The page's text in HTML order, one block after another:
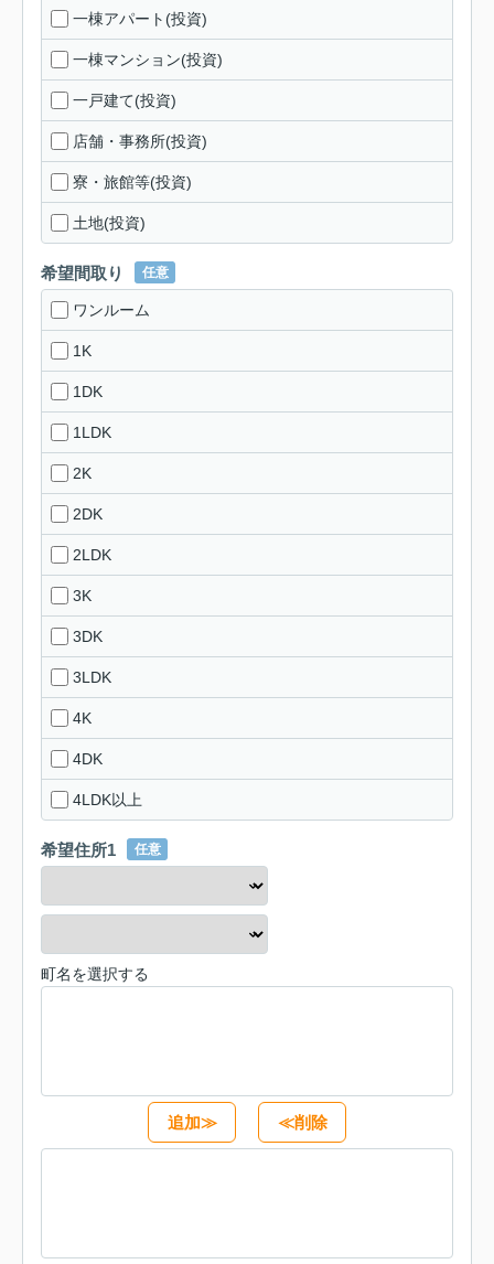
一棟アパート(投資)
一棟マンション(投資)
一戸建て(投資)
店舗・事務所(投資)
寮・旅館等(投資)
土地(投資)
希望間取り 任意
ワンルーム
1K
1DK
1LDK
2K
2DK
2LDK
3K
3DK
3LDK
4K
4DK
4LDK以上
希望住所1 任意
町名を選択する
追加≫ ≪削除